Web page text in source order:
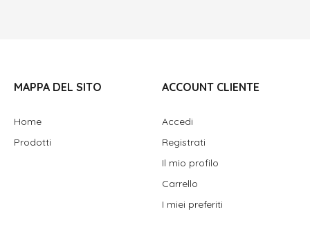
MAPPA DEL SITO
Home
Prodotti
ACCOUNT CLIENTE
Accedi
Registrati
Il mio profilo
Carrello
I miei preferiti